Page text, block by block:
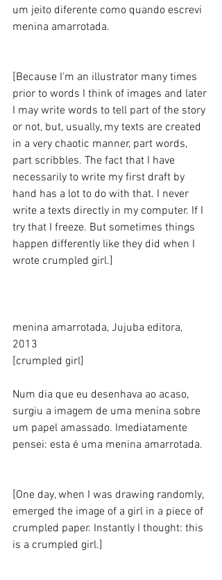
um jeito diferente como quando escrevi
menina amarrotada.
[Because I'm an illustrator many times
prior to words I think of images and later
I may write words to tell part of the story
or not, but, usually, my texts are created
in a very chaotic manner, part words,
part scribbles. The fact that I have
necessarily to write my first draft by
hand has a lot to do with that. I never
write a texts directly in my computer. If I
try that I freeze. But sometimes things
happen differently like they did when I
wrote crumpled girl.]
menina amarrotada, Jujuba editora,
2013
[crumpled girl]
Num dia que eu desenhava ao acaso,
surgiu a imagem de uma menina sobre
um papel amassado. Imediatamente
pensei: esta é uma menina amarrotada.
[One day, when I was drawing randomly,
emerged the image of a girl in a piece of
crumpled paper. Instantly I thought: this
is a crumpled girl.]